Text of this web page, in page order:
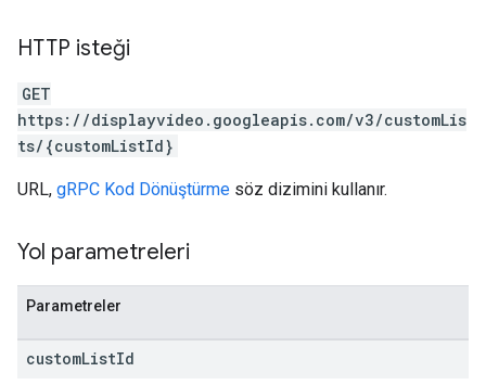
HTTP isteği
GET
https://displayvideo.googleapis.com/v3/customLis
ts/{customListId}
URL, gRPC Kod Dönüştürme söz dizimini kullanır.
Yol parametreleri
Parametreler
customListId